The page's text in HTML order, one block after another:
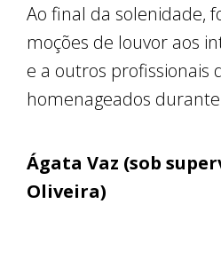
Ao final da solenidade,
moções de louvor aos
e a outros profissionais
homenageados
Ágata Vaz (sob
Oliveira)